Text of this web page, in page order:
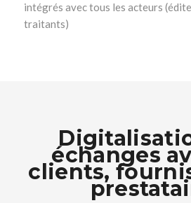
intégrés avec tous les acteurs
traitants)
échanges
clients,